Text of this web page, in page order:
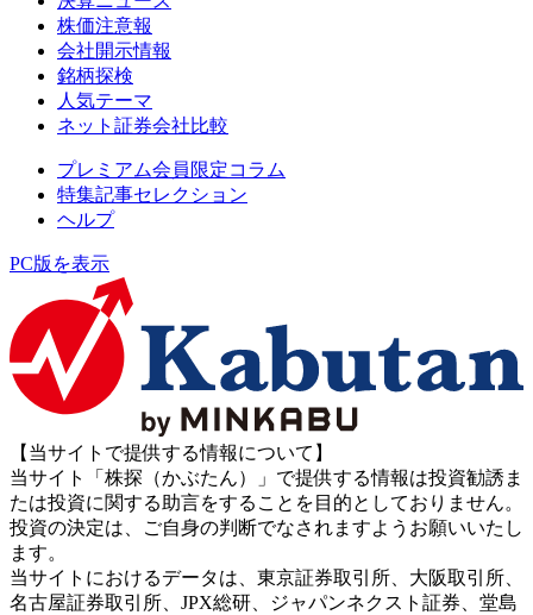
株価注意報
会社開示情報
銘柄探検
人気テーマ
ネット証券会社比較
プレミアム会員限定コラム
特集記事セレクション
ヘルプ
PC版を表示
【当サイトで提供する情報について】
当サイト「株探（かぶたん）」で提供する情報は投資勧誘ま
たは投資に関する助言をすることを目的としておりません。
投資の決定は、ご自身の判断でなされますようお願いいたし
ます。
当サイトにおけるデータは、東京証券取引所、大阪取引所、
名古屋証券取引所、JPX総研、ジャパンネクスト証券、堂島